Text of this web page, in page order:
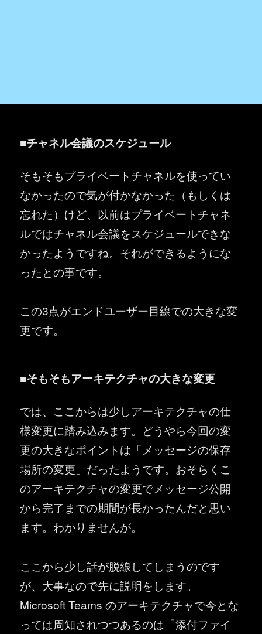
■チャネル会議のスケジュール
そもそもプライベートチャネルを使ってい
なかったので気が付かなかった（もしくは
忘れた）けど、以前はプライベートチャネ
ルではチャネル会議をスケジュールできな
かったようですね。それができるようにな
ったとの事です。
この3点がエンドユーザー目線での大きな変
更です。
■そもそもアーキテクチャの大きな変更
では、ここからは少しアーキテクチャの仕
様変更に踏み込みます。どうやら今回の変
更の大きなポイントは「メッセージの保存
場所の変更」だったようです。おそらくこ
のアーキテクチャの変更でメッセージ公開
から完了までの期間が長かったんだと思い
ます。わかりませんが。
ここから少し話が脱線してしまうのです
が、大事なので先に説明をします。
Microsoft Teams のアーキテクチャで今とな
っては周知されつつあるのは「添付ファイ